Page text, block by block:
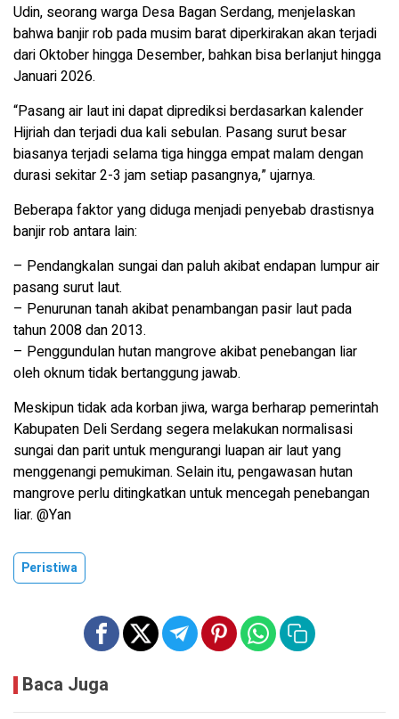
Udin, seorang warga Desa Bagan Serdang, menjelaskan
bahwa banjir rob pada musim barat diperkirakan akan terjadi
dari Oktober hingga Desember, bahkan bisa berlanjut hingga
Januari 2026.
“Pasang air laut ini dapat diprediksi berdasarkan kalender
Hijriah dan terjadi dua kali sebulan. Pasang surut besar
biasanya terjadi selama tiga hingga empat malam dengan
durasi sekitar 2-3 jam setiap pasangnya,” ujarnya.
Beberapa faktor yang diduga menjadi penyebab drastisnya
banjir rob antara lain:
– Pendangkalan sungai dan paluh akibat endapan lumpur air
pasang surut laut.
– Penurunan tanah akibat penambangan pasir laut pada
tahun 2008 dan 2013.
– Penggundulan hutan mangrove akibat penebangan liar
oleh oknum tidak bertanggung jawab.
Meskipun tidak ada korban jiwa, warga berharap pemerintah
Kabupaten Deli Serdang segera melakukan normalisasi
sungai dan parit untuk mengurangi luapan air laut yang
menggenangi pemukiman. Selain itu, pengawasan hutan
mangrove perlu ditingkatkan untuk mencegah penebangan
liar. @Yan
Peristiwa
Baca Juga